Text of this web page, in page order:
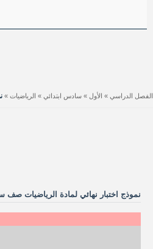
الفصل الدراسي » الأول » سادس ابتدائي » الرياضيات »
نموذج اختبار نهائي لمادة الرياضيات صف